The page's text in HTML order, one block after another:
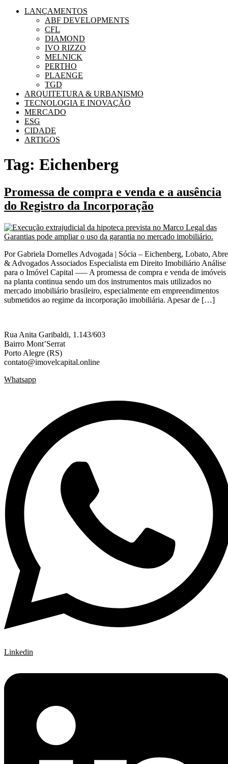
LANÇAMENTOS
ABF DEVELOPMENTS
CFL
DIAMOND
IVO RIZZO
MELNICK
PERTHO
PLAENGE
TGD
ARQUITETURA & URBANISMO
TECNOLOGIA E INOVAÇÃO
MERCADO
ESG
CIDADE
ARTIGOS
Tag: Eichenberg
Promessa de compra e venda e a ausência
do Registro da Incorporação
Por Gabriela Dornelles Advogada | Sócia – Eichenberg, Lobato,
& Advogados Associados Especialista em Direito Imobiliário Análise
para o Imóvel Capital —– A promessa de compra e venda de imóveis
na planta continua sendo um dos instrumentos mais utilizados no
mercado imobiliário brasileiro, especialmente em empreendimentos
submetidos ao regime da incorporação imobiliária. Apesar de […]
Rua Anita Garibaldi, 1.143/603
Bairro Mont’Serrat
Porto Alegre (RS)
contato@imovelcapital.online
Whatsapp
Linkedin